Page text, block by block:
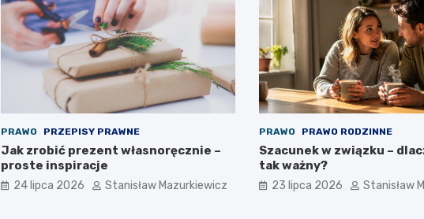
PRAWO PRZEPISY PRAWNE
Jak zrobić prezent własnoręcznie –
proste inspiracje
24 lipca 2026 Stanisław Mazurkiewicz
PRAWO PRAWO RODZINNE
Szacunek w związku –
tak ważny?
23 lipca 2026 Stanisław